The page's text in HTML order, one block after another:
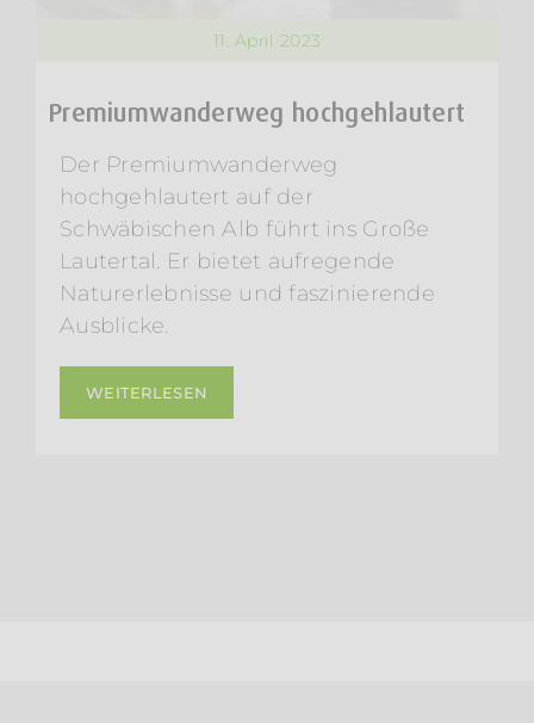
11. April 2023
Premiumwanderweg hochgehlautert
Der Premiumwanderweg
hochgehlautert auf der
Schwäbischen Alb führt ins Große
Lautertal. Er bietet aufregende
Naturerlebnisse und faszinierende
Ausblicke.
WEITERLESEN